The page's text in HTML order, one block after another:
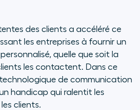
des clients a accéléré ce
les entreprises à fournir un
quelle que soit la
les contactent. Dans ce
de communication
handicap qui ralentit les
clients.